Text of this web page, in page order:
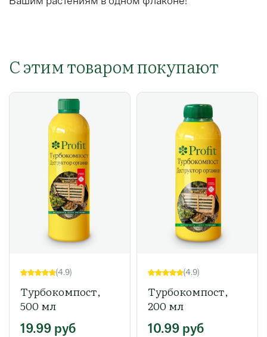
С этим товаром покупают
(4.9)
Турбокомпост,
500 мл
19.99 руб
(4.9)
Турбокомпост,
200 мл
10.99 руб